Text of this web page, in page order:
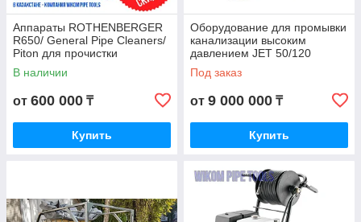
Аппараты ROTHENBERGER
R650/ General Pipe Cleaners/
Piton для прочистки
канализации - wikomtools.kz
В наличии
от 600 000 ₸
Купить
Оборудование для промывки
канализации высоким
давлением JET 50/120
Под заказ
от 9 000 000 ₸
Купить